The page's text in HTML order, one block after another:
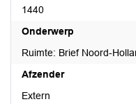
1440
Onderwerp
Ruimte: Brief Noord-
Afzender
Extern